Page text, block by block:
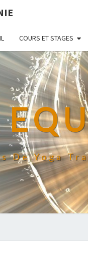
COURS ET STAGES
De Yoga